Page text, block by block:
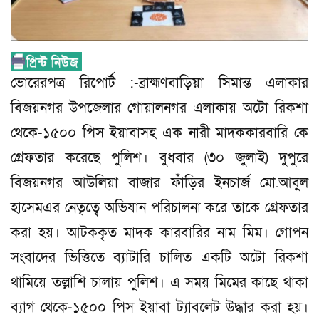
ভোরেরপত্র রিপোর্ট :-ব্রাহ্মণবাড়িয়া সিমান্ত এলাকার
বিজয়নগর উপজেলার গোয়ালনগর এলাকায় অটো রিকশা
থেকে-১৫০০ পিস ইয়াবাসহ এক নারী মাদককারবারি কে
গ্রেফতার করেছে পুলিশ। বুধবার (৩০ জুলাই) দুপুরে
বিজয়নগর আউলিয়া বাজার ফাঁড়ির ইনচার্জ মো.আবুল
হাসেমএর নেতৃত্বে অভিযান পরিচালনা করে তাকে গ্রেফতার
করা হয়। আটককৃত মাদক কারবারির নাম মিম। গোপন
সংবাদের ভিত্তিতে ব্যাটারি চালিত একটি অটো রিকশা
থামিয়ে তল্লাশি চালায় পুলিশ। এ সময় মিমের কাছে থাকা
ব্যাগ থেকে-১৫০০ পিস ইয়াবা ট্যাবলেট উদ্ধার করা হয়।